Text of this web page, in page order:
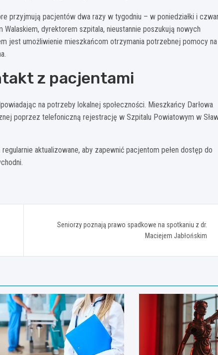
przyjmują pacjentów dwa razy w tygodniu – w poniedziałki i
dyrektorem szpitala, nieustannie poszukują nowych
jest umożliwienie mieszkańcom otrzymania potrzebnej pomocy na
z pacjentami
na potrzeby lokalnej społeczności. Mieszkańcy Darłowa
poprzez telefoniczną rejestrację w Szpitalu Powiatowym w
aktualizowane, aby zapewnić pacjentom pełen dostęp do
Seniorzy poznają prawo spadkowe na spotkaniu z dr.
Maciejem Jabłońskim